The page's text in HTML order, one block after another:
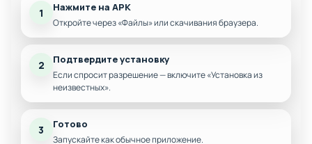
1 Нажмите на APK
Откройте через «Файлы» или скачивания браузера.
2 Подтвердите установку
Если спросит разрешение — включите «Установка из
неизвестных».
3 Готово
Запускайте как обычное приложение.